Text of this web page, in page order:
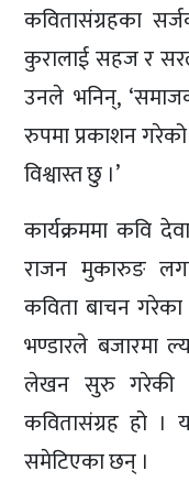
कवितासंग्रहका
कुरालाई सहज र
उनले भनिन्,
रुपमा प्रकाशन
विश्वास्त छु ।’
कार्यक्रममा कवि
राजन मुकारुङ
कविता बाचन
भण्डारले बजारमा
लेखन सुरु गरेकी
कवितासंग्रह हो
समेटिएका छन् ।